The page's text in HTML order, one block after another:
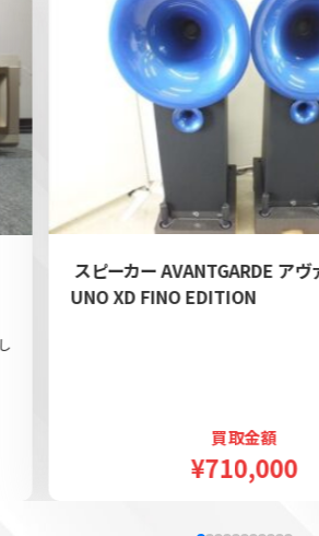
スピーカー AVANTGARDE アヴ
UNO XD FINO EDITION
買取金額
¥710,000